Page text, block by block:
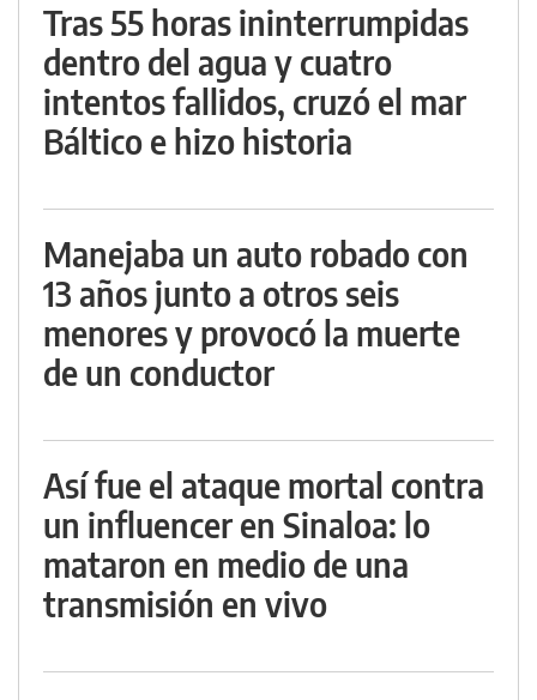
Tras 55 horas ininterrumpidas
dentro del agua y cuatro
intentos fallidos, cruzó el mar
Báltico e hizo historia
Manejaba un auto robado con
13 años junto a otros seis
menores y provocó la muerte
de un conductor
Así fue el ataque mortal contra
un influencer en Sinaloa: lo
mataron en medio de una
transmisión en vivo